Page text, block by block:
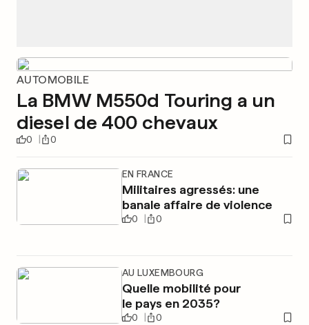
AUTOMOBILE
La BMW M550d Touring a un
diesel de 400 chevaux
0 0
EN FRANCE
Militaires agressés: une
banale affaire de violence
0 0
AU LUXEMBOURG
Quelle mobilité pour
le pays en 2035?
0 0